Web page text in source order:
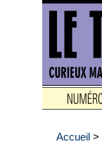
Accueil >